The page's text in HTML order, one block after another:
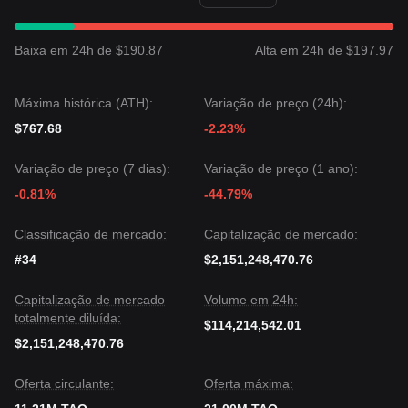
ruptura ou colapso é iminente à medida que a faixa se
estreita.
Perspetiva de Mercado
•
Pessimista: Uma queda abaixo de190 $
pode ver o preço
170 $ ou mesmo 150 $
Consenso de Mercado
resistência imediata das suas médias móveis, a sua posição
continua forte. Enquanto mantiver o suporte chave de
acumulação e recuperação potencial.
Baixa em 24h de $190.87 Alta em 24h de $197.97
Máxima histórica (ATH):
$767.68
Variação de preço (24h):
-2.23%
Variação de preço (7 dias):
-0.81%
Variação de preço (1 ano):
-44.79%
Classificação de mercado:
#34
Capitalização de mercado:
$2,151,248,470.76
Capitalização de mercado
totalmente diluída:
$2,151,248,470.76
Volume em 24h:
$114,214,542.01
Oferta circulante:
Oferta máxima: